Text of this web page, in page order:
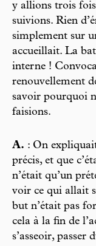
y allions trois fois
suivions. Rien
simplement sur
accueillait. La
interne !
renouvellement
savoir pourquoi
faisions.
A. : On
précis, et que
n’était qu’un
voir ce qui allait
but n’était pas
cela à la fin de
s’asseoir,